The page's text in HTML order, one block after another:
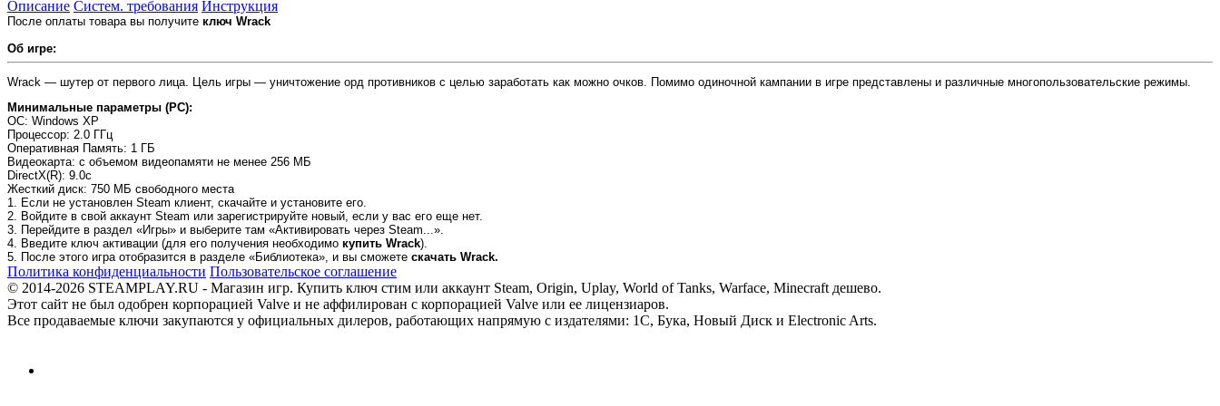
Описание Систем. требования Инструкция
После оплаты товара вы получите ключ Wrack
Об игре:
Wrack — шутер от первого лица. Цель игры — уничтожение орд противников с целью заработать как можно очков. Помимо одиночной кампании в игре представлены и различные многопользовательские режимы.
Минимальные параметры (PC):
OC: Windows XP
Процессор: 2.0 ГГц
Оперативная Память: 1 ГБ
Видеокарта: с объемом видеопамяти не менее 256 МБ
DirectX(R): 9.0c
Жесткий диск: 750 MБ свободного места
1. Если не установлен Steam клиент, скачайте и установите его.
2. Войдите в свой аккаунт Steam или зарегистрируйте новый, если у вас его еще нет.
3. Перейдите в раздел «Игры» и выберите там «Активировать через Steam...».
4. Введите ключ активации (для его получения необходимо купить Wrack).
5. После этого игра отобразится в разделе «Библиотека», и вы сможете скачать Wrack.
Политика конфиденциальности Пользовательское соглашение
© 2014-2026 STEAMPLAY.RU - Магазин игр. Купить ключ стим или аккаунт Steam, Origin, Uplay, World of Tanks, Warface, Minecraft дешево.
Этот сайт не был одобрен корпорацией Valve и не аффилирован с корпорацией Valve или ее лицензиаров.
Все продаваемые ключи закупаются у официальных дилеров, работающих напрямую с издателями: 1С, Бука, Новый Диск и Electronic Arts.